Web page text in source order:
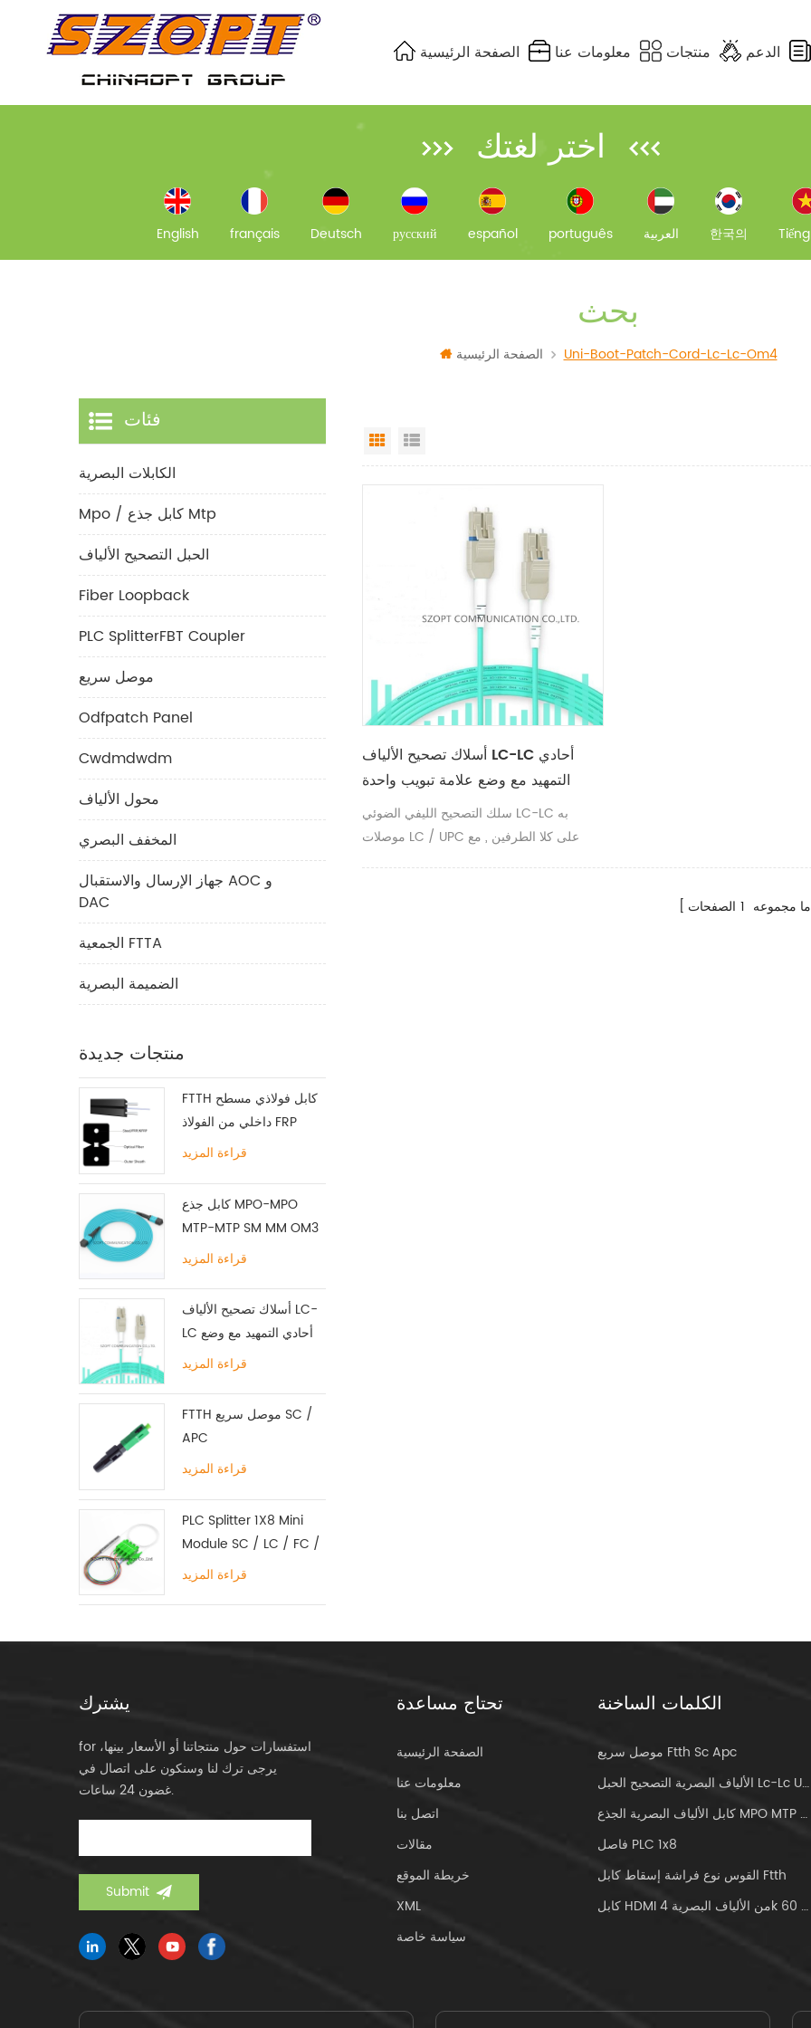
الصفحة الرئيسية معلومات عنا منتجات الدعم
اختر لغتك
English français Deutsch русский español português العربية 한국의
بحث
الصفحة الرئيسية Uni-Boot-Patch-Cord-Lc-Lc-Om4
Grid View
أسلاك تصحيح الألياف LC-LC أحادي
التمهيد مع وضع علامة تبويب واحدة
متعددة الأوضاع
سلك التصحيح الليفي الضوئي LC-LC به
موصلات LC / UPC على كلا الطرفين , مع
ما مجموعه 1 الصفحات
فئات
الكابلات البصرية
Mpo / كابل جذع Mtp
الحبل التصحيح الألياف
Fiber Loopback
PLC SplitterFBT Coupler
موصل سريع
Odfpatch Panel
Cwdmdwdm
محول الألياف
المخفف البصري
جهاز الإرسال والاستقبال AOC و
DAC
الجمعية FTTA
الضميمة البصرية
منتجات جديدة
FTTH كابل فولاذي مسطح
داخلي من الفولاذ FRP
KFRP
قراءة المزيد
كابل جذع MPO-MPO
MTP-MTP SM MM OM3
OM4 OM5 12/16 / 24C
قراءة المزيد
أسلاك تصحيح الألياف LC-
LC أحادي التمهيد مع وضع
علامة تبويب واحدة متعددة
قراءة المزيد
FTTH موصل سريع SC /
APC
قراءة المزيد
PLC Splitter 1X8 Mini
Module SC / LC / FC /
ST UPC APC
قراءة المزيد
يشترك
for استفسارات حول منتجاتنا أو الأسعار بينها،
يرجى ترك لنا وسنكون على اتصال في
غضون 24 ساعات.
تحتاج مساعدة
الصفحة الرئيسية
معلومات عنا
اتصل بنا
مقالات
خريطة الموقع
XML
سياسة خاصة
الكلمات الساخنة
موصل سريع Ftth Sc Apc
الألياف البصرية التصحيح الحبل Lc-Lc Uniboot Om4
كابل الألياف البصرية الجذع MPO MTP 24core
فاصل PLC 1x8
القوس نوع فراشة إسقاط كابل Ftth
كابل HDMI من الألياف البصرية 4k 60 هرتز